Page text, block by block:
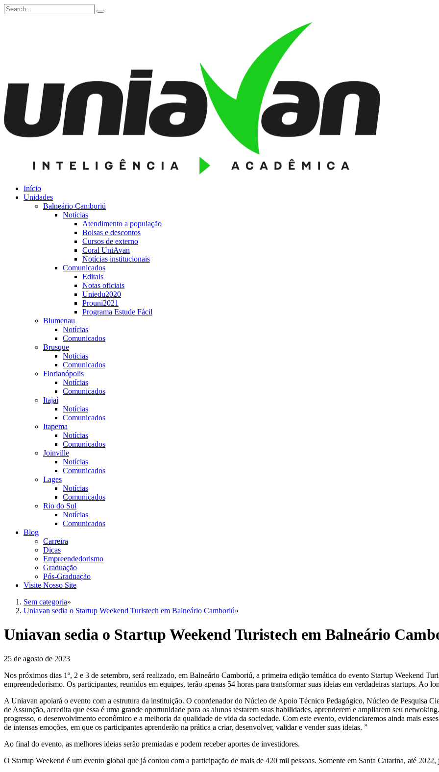
Início
Unidades
Balneário Camboriú
Notícias
Atendimento a população
Bolsas e descontos
Cursos de externo
Coral UniAvan
Notícias institucionais
Comunicados
Editais
Notas oficiais
Uniedu2020
Prouni2021
Programa Estude Fácil
Blumenau
Notícias
Comunicados
Brusque
Notícias
Comunicados
Florianópolis
Notícias
Comunicados
Itajaí
Notícias
Comunicados
Itapema
Notícias
Comunicados
Joinville
Notícias
Comunicados
Lages
Notícias
Comunicados
Rio do Sul
Notícias
Comunicados
Blog
Carreira
Dicas
Empreendedorismo
Graduação
Pós-Graduação
Visite Nosso Site
Sem categoria»
Uniavan sedia o Startup Weekend Turistech em Balneário Camboriú»
Uniavan sedia o Startup Weekend Turistech em Balneário
25 de agosto de 2023
Nos próximos dias 1º, 2 e 3 de setembro, será realizado, em Balneário Camboriú, a primeira edição temática do evento Startup Weekend
empreendedorismo. Os participantes, reunidos em equipes, terão apenas 54 horas para transformar suas ideias em verdadeiras startups. Ao
A Uniavan apoiará o evento com a estrutura da instituição. O coordenador do Núcleo de Apoio Técnico Pedagógico, Núcleo de Pesquisa
de Assunção, acredita que essa é uma grande oportunidade para os alunos testarem suas habilidades, aprenderem e ampliarem seu
progresso, o desenvolvimento econômico e a melhoria da qualidade de vida da sociedade. Com este evento, evidenciaremos ainda mais
de intensas emoções, em que os participantes aprenderão na prática a criar, desenvolver, validar e vender suas ideias. ”
Ao final do evento, as melhores ideias serão premiadas e podem receber aportes de investidores.
O Startup Weekend é um evento global que já contou com a participação de mais de 420 mil pessoas. Somente em Santa Catarina, até